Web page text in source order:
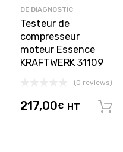
DE DIAGNOSTIC
Testeur de
compresseur
moteur Essence
KRAFTWERK 31109
(0 reviews)
217,00€ HT